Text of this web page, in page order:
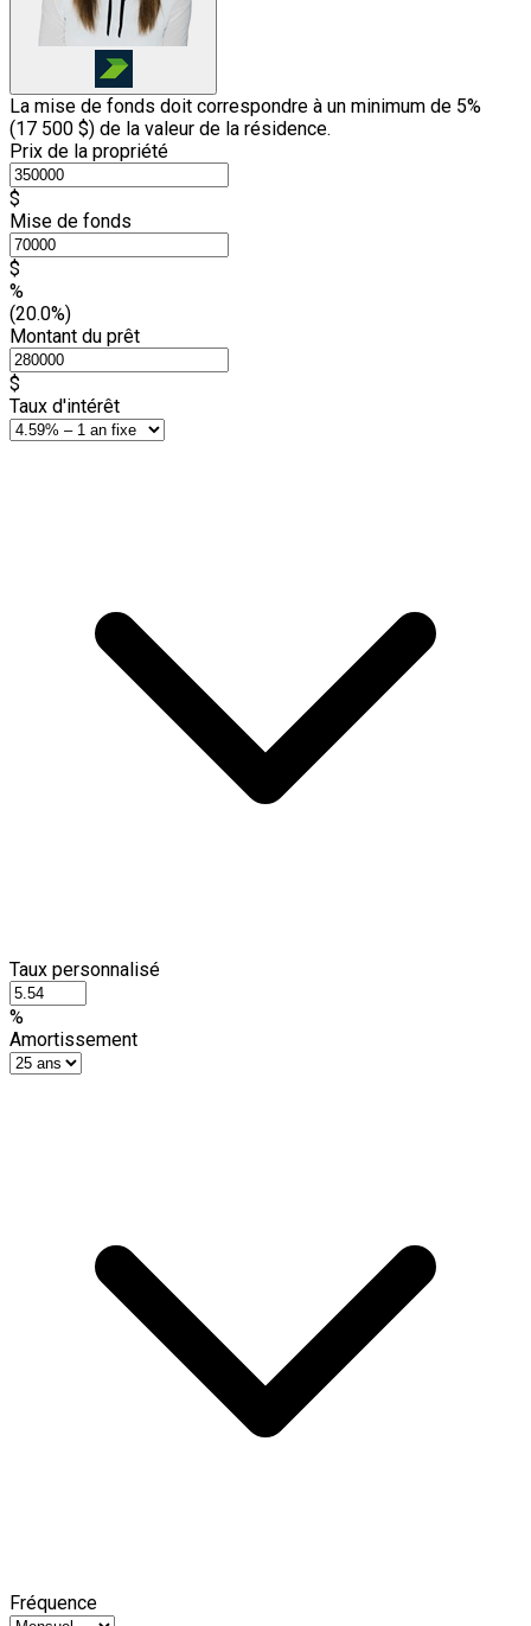
La mise de fonds doit correspondre à un minimum de 5%
(17 500 $) de la valeur de la résidence.
Prix de la propriété
$
Mise de fonds
$
%
(20.0%)
Montant du prêt
$
Taux d'intérêt
Taux personnalisé
%
Amortissement
Fréquence